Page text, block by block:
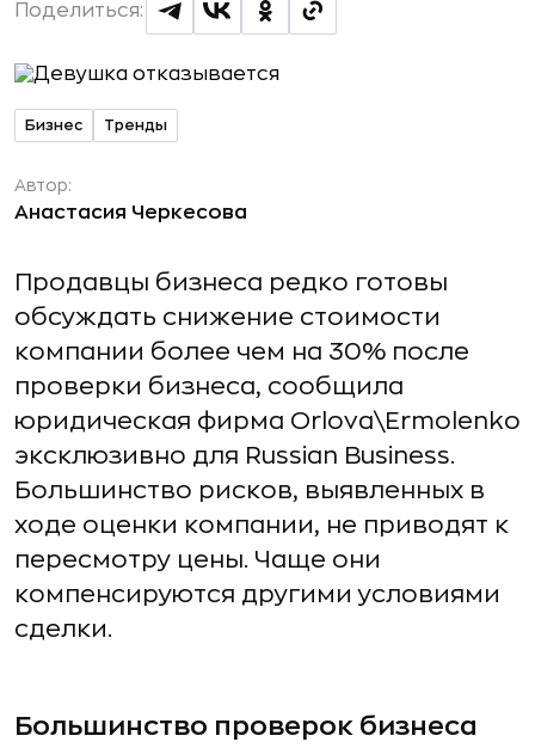
Поделиться:
Бизнес Тренды
Автор:
Анастасия Черкесова
Продавцы бизнеса редко готовы
обсуждать снижение стоимости
компании более чем на 30% после
проверки бизнеса, сообщила
юридическая фирма Orlova\Ermolenko
эксклюзивно для Russian Business.
Большинство рисков, выявленных в
ходе оценки компании, не приводят к
пересмотру цены. Чаще они
компенсируются другими условиями
сделки.
Большинство проверок бизнеса